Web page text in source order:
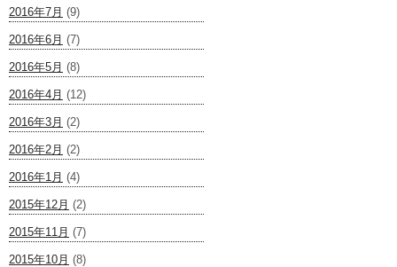
2016年7月 (9)
2016年6月 (7)
2016年5月 (8)
2016年4月 (12)
2016年3月 (2)
2016年2月 (2)
2016年1月 (4)
2015年12月 (2)
2015年11月 (7)
2015年10月 (8)